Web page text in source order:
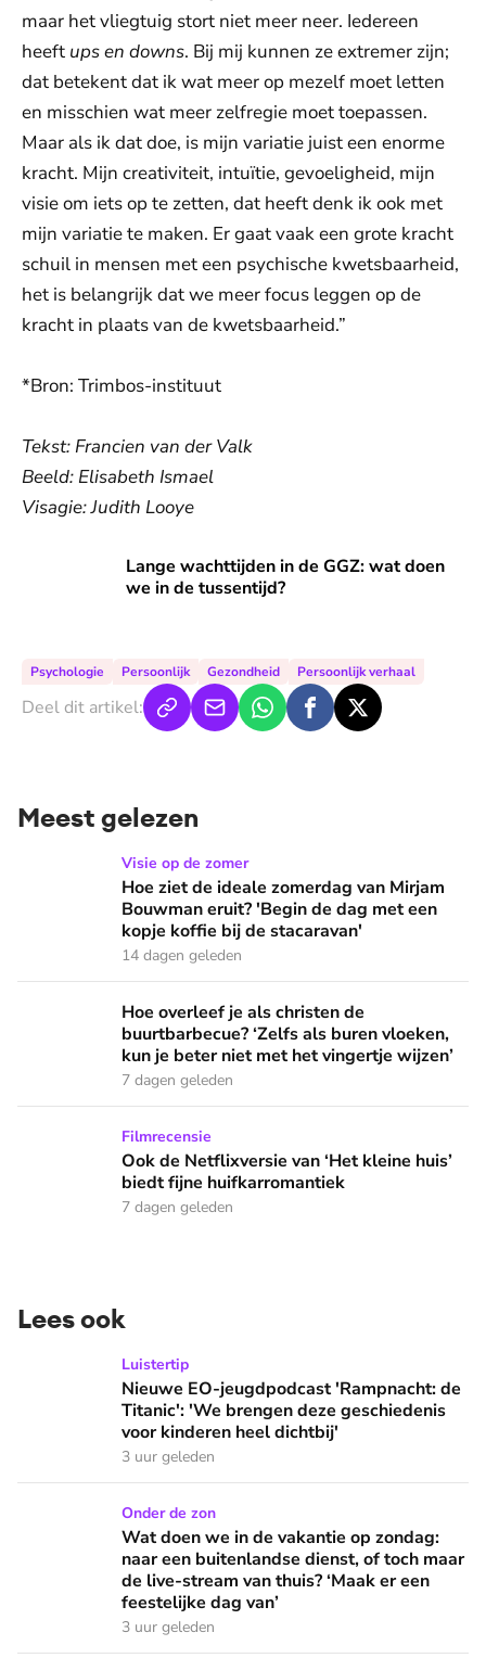
maar het vliegtuig stort niet meer neer. Iedereen
heeft ups en downs. Bij mij kunnen ze extremer zijn;
dat betekent dat ik wat meer op mezelf moet letten
en misschien wat meer zelfregie moet toepassen.
Maar als ik dat doe, is mijn variatie juist een enorme
kracht. Mijn creativiteit, intuïtie, gevoeligheid, mijn
visie om iets op te zetten, dat heeft denk ik ook met
mijn variatie te maken. Er gaat vaak een grote kracht
schuil in mensen met een psychische kwetsbaarheid,
het is belangrijk dat we meer focus leggen op de
kracht in plaats van de kwetsbaarheid.”
*Bron: Trimbos-instituut
Tekst: Francien van der Valk
Beeld: Elisabeth Ismael
Visagie: Judith Looye
Lange wachttijden in de GGZ: wat doen
we in de tussentijd?
Lange wachttijden in de GGZ: wat doen we in de tussentijd?
Psychologie Persoonlijk Gezondheid Persoonlijk verhaal
Deel dit artikel:
Meest gelezen
Hoe ziet de ideale zomerdag van Mirjam Bouwman eruit?
Visie op de zomer
Hoe ziet de ideale zomerdag van Mirjam
Bouwman eruit? 'Begin de dag met een
kopje koffie bij de stacaravan'
14 dagen geleden
Hoe overleef je als christen de buurtbarbecue? ‘Zelfs als
Hoe overleef je als christen de
buurtbarbecue? ‘Zelfs als buren vloeken,
kun je beter niet met het vingertje wijzen’
7 dagen geleden
Ook de Netflixversie van ‘Het kleine huis’ biedt fijne
Filmrecensie
Ook de Netflixversie van ‘Het kleine huis’
biedt fijne huifkarromantiek
7 dagen geleden
Lees ook
Nieuwe EO-jeugdpodcast 'Rampnacht: de Titanic': 'We
Luistertip
Nieuwe EO-jeugdpodcast 'Rampnacht: de
Titanic': 'We brengen deze geschiedenis
voor kinderen heel dichtbij'
3 uur geleden
Wat doen we in de vakantie op zondag: naar een
Onder de zon
Wat doen we in de vakantie op zondag:
naar een buitenlandse dienst, of toch maar
de live-stream van thuis? ‘Maak er een
feestelijke dag van’
3 uur geleden